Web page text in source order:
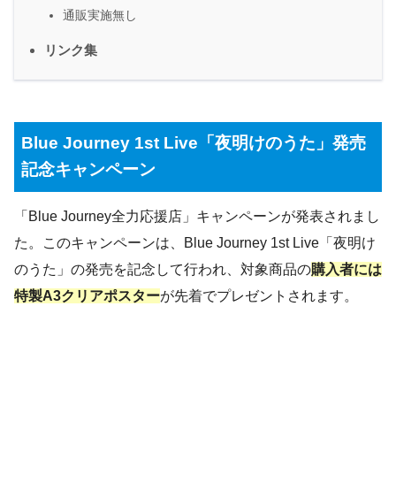
通販実施無し
リンク集
Blue Journey 1st Live「夜明けのうた」発売
記念キャンペーン
「Blue Journey全力応援店」キャンペーンが発表されまし
た。このキャンペーンは、Blue Journey 1st Live「夜明け
のうた」の発売を記念して行われ、対象商品の購入者には
特製A3クリアポスターが先着でプレゼントされます。